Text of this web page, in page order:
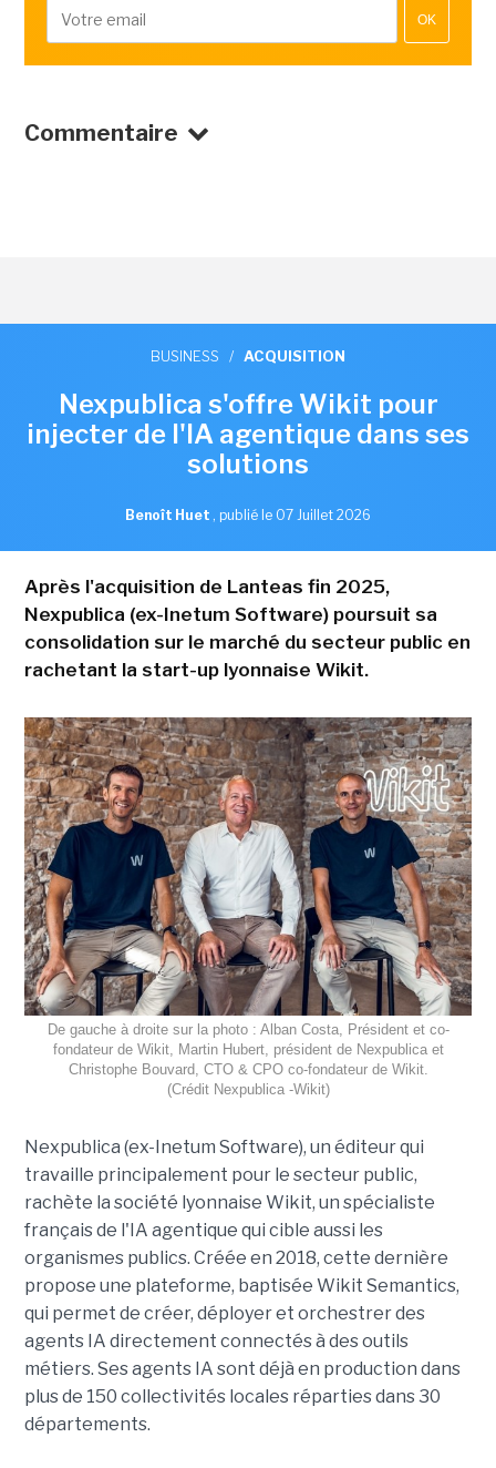
OK
Commentaire
BUSINESS / ACQUISITION
Nexpublica s'offre Wikit pour
injecter de l'IA agentique dans ses
solutions
Benoît Huet , publié le 07 Juillet 2026
Après l'acquisition de Lanteas fin 2025,
Nexpublica (ex-Inetum Software) poursuit sa
consolidation sur le marché du secteur public en
rachetant la start-up lyonnaise Wikit.
De gauche à droite sur la photo : Alban Costa, Président et co-
fondateur de Wikit, Martin Hubert, président de Nexpublica et
Christophe Bouvard, CTO & CPO co-fondateur de Wikit.
(Crédit Nexpublica -Wikit)
Nexpublica (ex-Inetum Software), un éditeur qui
travaille principalement pour le secteur public,
rachète la société lyonnaise Wikit, un spécialiste
français de l'IA agentique qui cible aussi les
organismes publics. Créée en 2018, cette dernière
propose une plateforme, baptisée Wikit Semantics,
qui permet de créer, déployer et orchestrer des
agents IA directement connectés à des outils
métiers. Ses agents IA sont déjà en production dans
plus de 150 collectivités locales réparties dans 30
départements.